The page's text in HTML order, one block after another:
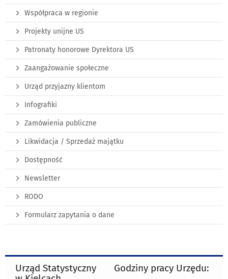
Współpraca w regionie
Projekty unijne US
Patronaty honorowe Dyrektora US
Zaangażowanie społeczne
Urząd przyjazny klientom
Infografiki
Zamówienia publiczne
Likwidacja / Sprzedaż majątku
Dostępność
Newsletter
RODO
Formularz zapytania o dane
Urząd Statystyczny
Godziny pracy Urzędu: